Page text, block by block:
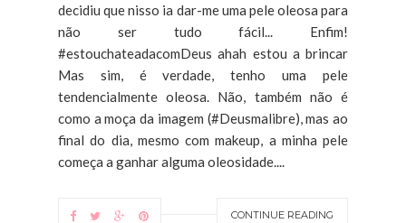
decidiu que nisso ia dar-me uma pele oleosa para
não ser tudo fácil... Enfim!
#estouchateadacomDeus ahah estou a brincar
Mas sim, é verdade, tenho uma pele
tendencialmente oleosa. Não, também não é
como a moça da imagem (#Deusmalibre), mas ao
final do dia, mesmo com makeup, a minha pele
começa a ganhar alguma oleosidade....
CONTINUE READING